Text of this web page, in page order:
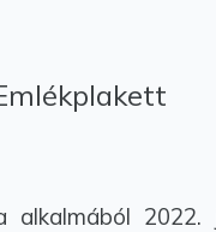
2022.